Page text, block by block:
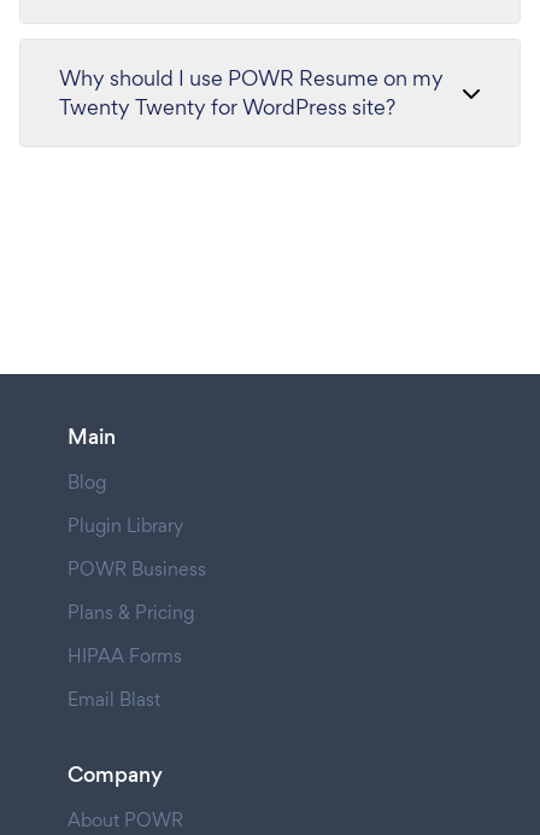
Why should I use POWR Resume on my
Twenty Twenty for WordPress site?
Main
Blog
Plugin Library
POWR Business
Plans & Pricing
HIPAA Forms
Email Blast
Company
About POWR